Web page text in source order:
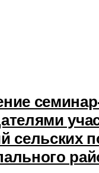
сельских